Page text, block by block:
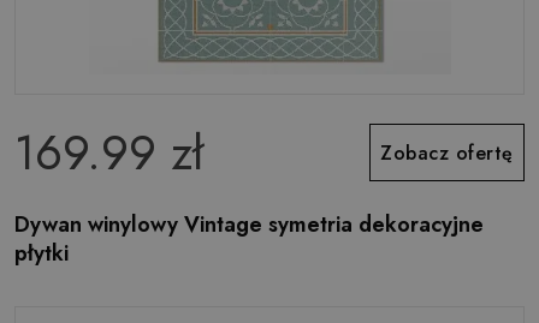
169.99 zł Zobacz ofertę
Dywan winylowy Vintage symetria dekoracyjne
płytki